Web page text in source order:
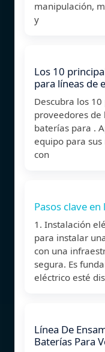
manipulación,
y
Los 10
para líneas de
Descubra los
proveedores de
baterías para .
equipo para
con
Pasos clave
1. Instalación
para instalar
con una
segura. Es
eléctrico esté
Línea De
Baterías Para